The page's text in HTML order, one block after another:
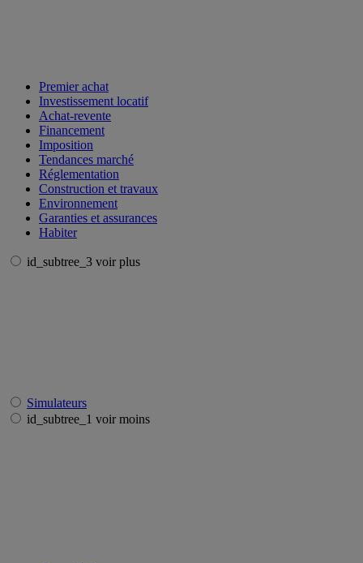
Premier achat
Investissement locatif
Achat-revente
Financement
Imposition
Tendances marché
Réglementation
Construction et travaux
Environnement
Garanties et assurances
Habiter
id_subtree_3 voir plus
Simulateurs
id_subtree_1 voir moins